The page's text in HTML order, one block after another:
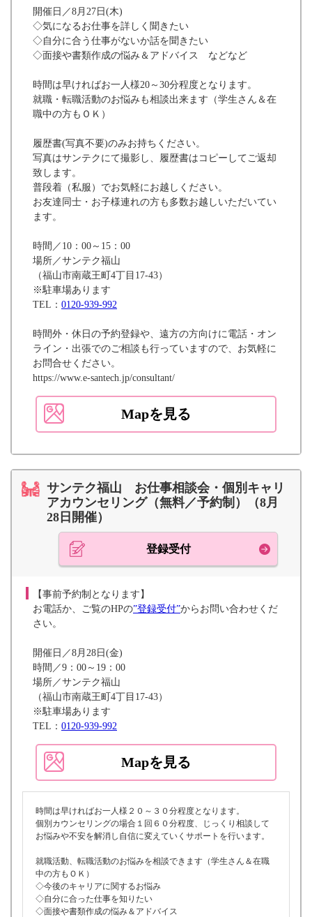
開催日／8月27日(木)
◇気になるお仕事を詳しく聞きたい
◇自分に合う仕事がないか話を聞きたい
◇面接や書類作成の悩み＆アドバイス などなど
時間は早ければお一人様20～30分程度となります。
就職・転職活動のお悩みも相談出来ます（学生さん＆在
職中の方もＯＫ）
履歴書(写真不要)のみお持ちください。
写真はサンテクにて撮影し、履歴書はコピーしてご返却
致します。
普段着（私服）でお気軽にお越しください。
お友達同士・お子様連れの方も多数お越しいただいてい
ます。
時間／10：00～15：00
場所／サンテク福山
（福山市南蔵王町4丁目17-43）
※駐車場あります
TEL： 0120-939-992
時間外・休日の予約登録や、遠方の方向けに電話・オン
ライン・出張でのご相談も行っていますので、お気軽に
お問合せください。
https://www.e-santech.jp/consultant/
Mapを見る
サンテク福山 お仕事相談会・個別キャリ
アカウンセリング（無料／予約制）（8月
28日開催）
登録受付
【事前予約制となります】
お電話か、ご覧のHPの”登録受付”からお問い合わせくだ
さい。
開催日／8月28日(金)
時間／9：00～19：00
場所／サンテク福山
（福山市南蔵王町4丁目17-43）
※駐車場あります
TEL： 0120-939-992
Mapを見る
時間は早ければお一人様２０～３０分程度となります。
個別カウンセリングの場合１回６０分程度、じっくり相談して
お悩みや不安を解消し自信に変えていくサポートを行います。
就職活動、転職活動のお悩みを相談できます（学生さん＆在職
中の方もＯＫ）
◇今後のキャリアに関するお悩み
◇自分に合った仕事を知りたい
◇面接や書類作成の悩み＆アドバイス